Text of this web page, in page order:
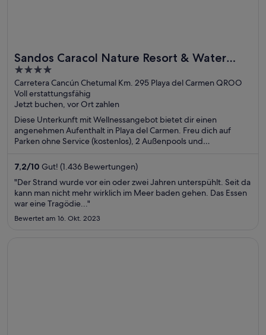
Sandos Caracol Nature Resort & Water
Park All Inclusive
4
out
of
5
Carretera Cancún Chetumal Km. 295 Playa del Carmen QROO
Voll erstattungsfähig
Jetzt buchen, vor Ort zahlen
Diese Unterkunft mit Wellnessangebot bietet dir einen
angenehmen Aufenthalt in Playa del Carmen. Freu dich auf
Parken ohne Service (kostenlos), 2 Außenpools und
familienfreundlichen Annehmlichkeiten in unseren
Bewertungen. Einige beliebte Sehenswürdigkeiten – Playa del
Carmen Hauptstrand und Quinta Avenida – befinden sich in der
Nähe.
7,2/10 Gut! (1.436 Bewertungen)
"Der Strand wurde vor ein oder zwei Jahren unterspühlt. Seit da
kann man nicht mehr wirklich im Meer baden gehen. Das Essen
war eine Tragödie..."
Bewertet am 16. Okt. 2023